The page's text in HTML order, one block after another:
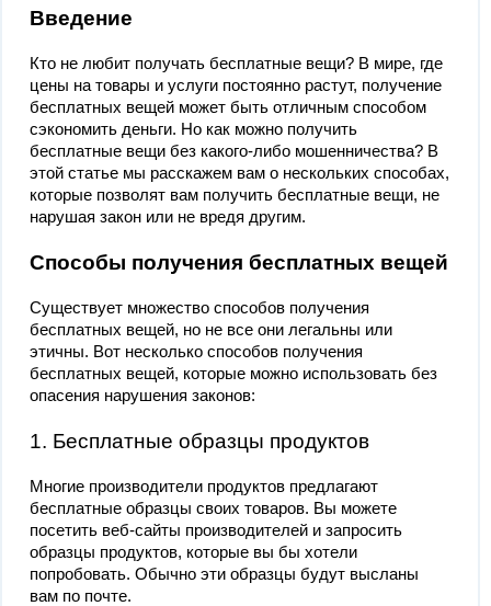
Введение
Кто не любит получать бесплатные вещи? В мире, где
цены на товары и услуги постоянно растут, получение
бесплатных вещей может быть отличным способом
сэкономить деньги. Но как можно получить
бесплатные вещи без какого-либо мошенничества? В
этой статье мы расскажем вам о нескольких способах,
которые позволят вам получить бесплатные вещи, не
нарушая закон или не вредя другим.
Способы получения бесплатных вещей
Существует множество способов получения
бесплатных вещей, но не все они легальны или
этичны. Вот несколько способов получения
бесплатных вещей, которые можно использовать без
опасения нарушения законов:
1. Бесплатные образцы продуктов
Многие производители продуктов предлагают
бесплатные образцы своих товаров. Вы можете
посетить веб-сайты производителей и запросить
образцы продуктов, которые вы бы хотели
попробовать. Обычно эти образцы будут высланы
вам по почте.